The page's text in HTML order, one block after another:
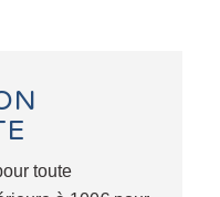
toute